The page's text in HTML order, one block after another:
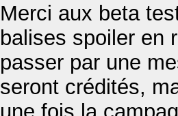
Merci aux beta
balises spoiler en
passer par une
seront crédités,